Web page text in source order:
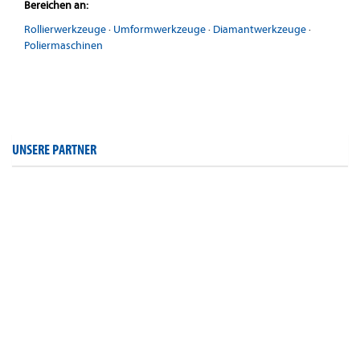
Bereichen an:
Rollierwerkzeuge· Umformwerkzeuge· Diamantwerkzeuge·
Poliermaschinen
UNSERE PARTNER